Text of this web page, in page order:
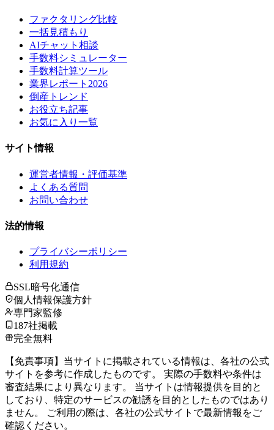
ファクタリング比較
一括見積もり
AIチャット相談
手数料シミュレーター
手数料計算ツール
業界レポート2026
倒産トレンド
お役立ち記事
お気に入り一覧
サイト情報
運営者情報・評価基準
よくある質問
お問い合わせ
法的情報
プライバシーポリシー
利用規約
SSL暗号化通信
個人情報保護方針
専門家監修
187社掲載
完全無料
【免責事項】当サイトに掲載されている情報は、各社の公式
サイトを参考に作成したものです。 実際の手数料や条件は
審査結果により異なります。 当サイトは情報提供を目的と
しており、特定のサービスの勧誘を目的としたものではあり
ません。 ご利用の際は、各社の公式サイトで最新情報をご
確認ください。